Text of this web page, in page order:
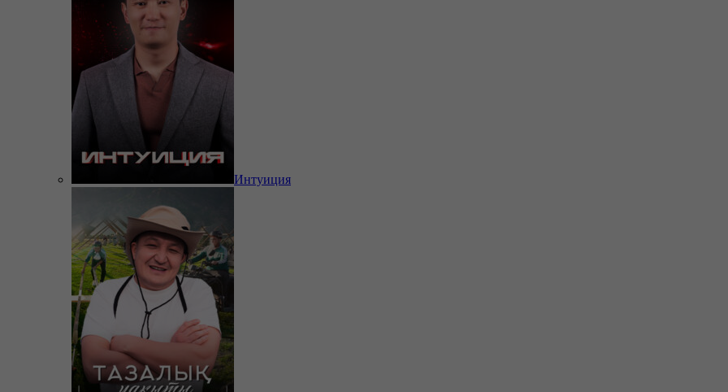
Интуиция